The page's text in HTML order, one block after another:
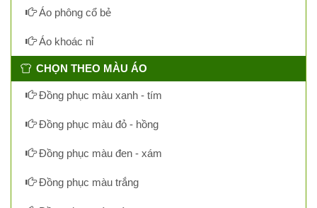
Áo phông cổ bẻ
Áo khoác nỉ
CHỌN THEO MÀU ÁO
Đồng phục màu xanh - tím
Đồng phục màu đỏ - hồng
Đồng phục màu đen - xám
Đồng phục màu trắng